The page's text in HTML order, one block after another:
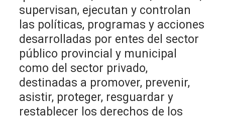
supervisan, ejecutan y controlan
las políticas, programas y acciones
desarrolladas por entes del sector
público provincial y municipal
como del sector privado,
destinadas a promover, prevenir,
asistir, proteger, resguardar y
restablecer los derechos de los